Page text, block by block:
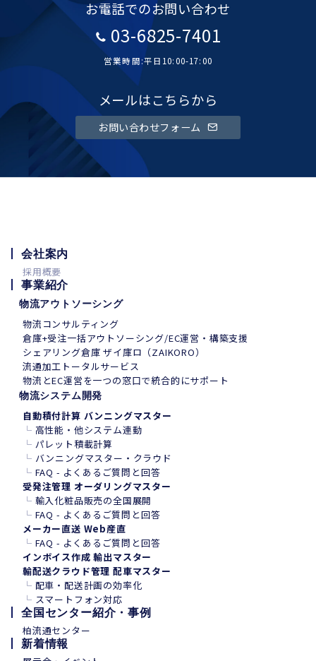
お電話でのお問い合わせ
03-6825-7401
営業時間:平日10:00-17:00
メールはこちらから
お問い合わせフォーム
会社案内
採用概要
事業紹介
物流アウトソーシング
物流コンサルティング
倉庫+受注一括アウトソーシング/EC運営・構築支援
シェアリング倉庫 ザイ庫ロ（ZAIKORO）
流通加工トータルサービス
物流とEC運営を一つの窓口で統合的にサポート
物流システム開発
自動積付計算 バンニングマスター
└ 高性能・他システム連動
└ パレット積載計算
└ バンニングマスター・クラウド
└ FAQ - よくあるご質問と回答
受発注管理 オーダリングマスター
└ 輸入化粧品販売の全国展開
└ FAQ - よくあるご質問と回答
メーカー直送 Web産直
└ FAQ - よくあるご質問と回答
インボイス作成 輸出マスター
輸配送クラウド管理 配車マスター
└ 配車・配送計画の効率化
└ スマートフォン対応
全国センター紹介・事例
柏流通センター
新着情報